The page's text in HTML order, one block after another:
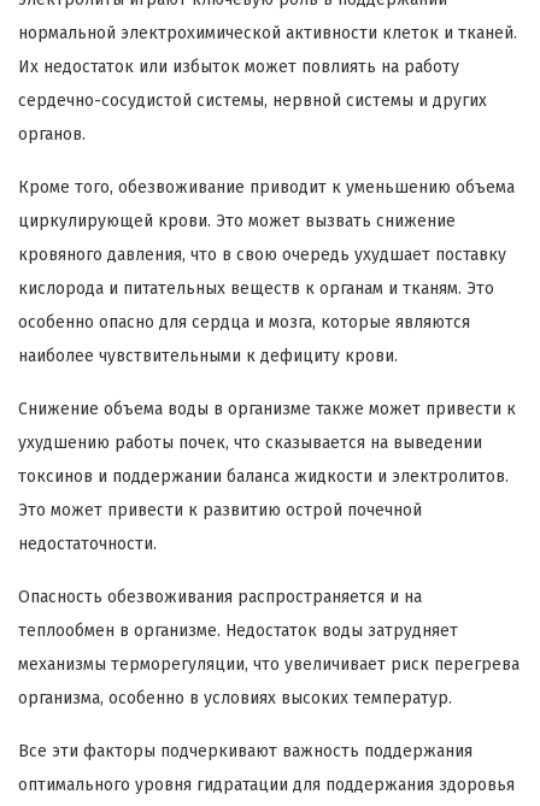
нормальной электрохимической активности клеток и тканей.
Их недостаток или избыток может повлиять на работу
сердечно-сосудистой системы, нервной системы и других
органов.
Кроме того, обезвоживание приводит к уменьшению объема
циркулирующей крови. Это может вызвать снижение
кровяного давления, что в свою очередь ухудшает поставку
кислорода и питательных веществ к органам и тканям. Это
особенно опасно для сердца и мозга, которые являются
наиболее чувствительными к дефициту крови.
Снижение объема воды в организме также может привести к
ухудшению работы почек, что сказывается на выведении
токсинов и поддержании баланса жидкости и электролитов.
Это может привести к развитию острой почечной
недостаточности.
Опасность обезвоживания распространяется и на
теплообмен в организме. Недостаток воды затрудняет
механизмы терморегуляции, что увеличивает риск перегрева
организма, особенно в условиях высоких температур.
Все эти факторы подчеркивают важность поддержания
оптимального уровня гидратации для поддержания здоровья